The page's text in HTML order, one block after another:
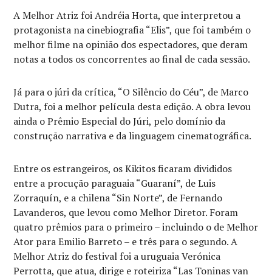
A Melhor Atriz foi Andréia Horta, que interpretou a
protagonista na cinebiografia “Elis”, que foi também o
melhor filme na opinião dos espectadores, que deram
notas a todos os concorrentes ao final de cada sessão.
Já para o júri da crítica, “O Silêncio do Céu”, de Marco
Dutra, foi a melhor película desta edição. A obra levou
ainda o Prêmio Especial do Júri, pelo domínio da
construção narrativa e da linguagem cinematográfica.
Entre os estrangeiros, os Kikitos ficaram divididos
entre a procução paraguaia “Guaraní”, de Luis
Zorraquín, e a chilena “Sin Norte”, de Fernando
Lavanderos, que levou como Melhor Diretor. Foram
quatro prêmios para o primeiro – incluindo o de Melhor
Ator para Emilio Barreto – e três para o segundo. A
Melhor Atriz do festival foi a uruguaia Verónica
Perrotta, que atua, dirige e roteiriza “Las Toninas van